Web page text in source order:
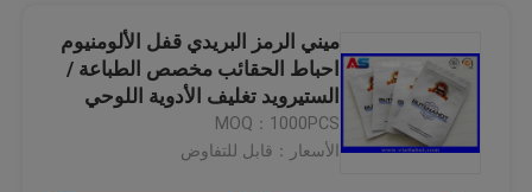
ميني الرمز البريدي قفل الألومنيوم
احباط الحقائب مخصص الطباعة /
الستيرويد تغليف الأدوية اللوحي
MOQ：1000PCS
الأسعار：قابل للتفاوض